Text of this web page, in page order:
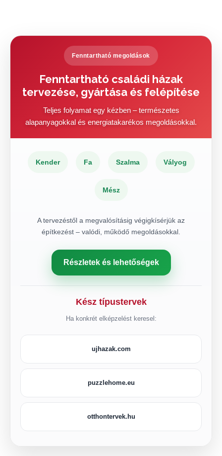
Fenntartható megoldások
Fenntartható családi házak
tervezése, gyártása és felépítése
Teljes folyamat egy kézben – természetes
alapanyagokkal és energiatakarékos megoldásokkal.
Kender Fa Szalma Vályog
Mész
A tervezéstől a megvalósításig végigkísérjük az
építkezést – valódi, működő megoldásokkal.
Részletek és lehetőségek
Kész típustervek
Ha konkrét elképzelést keresel:
ujhazak.com
puzzlehome.eu
otthontervek.hu